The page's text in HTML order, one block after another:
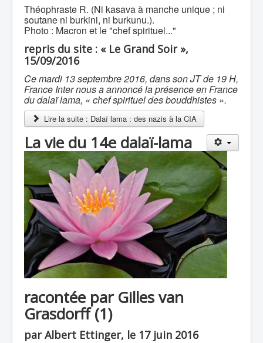
Théophraste R. (Ni kasava à manche unique ; ni
soutane ni burkini, ni burkunu.).
Photo : Macron et le "chef spirituel..."
repris du site : « Le Grand Soir »,
15/09/2016
Ce mardi 13 septembre 2016, dans son JT de 19 H,
France Inter nous a annoncé la présence en France
du dalaï lama, « chef spirituel des bouddhistes ».
Lire la suite : Dalaï lama : des nazis à la CIA
La vie du 14e dalaï-lama
racontée par Gilles van
Grasdorff (1)
par Albert Ettinger, le 17 juin 2016